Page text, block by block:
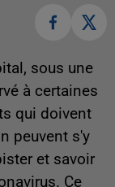
sous une
à certaines
qui doivent
peuvent s'y
et savoir
Ce